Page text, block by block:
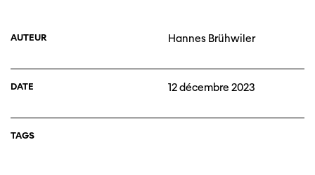
AUTEUR Hannes Brühwiler
DATE 12 décembre 2023
TAGS